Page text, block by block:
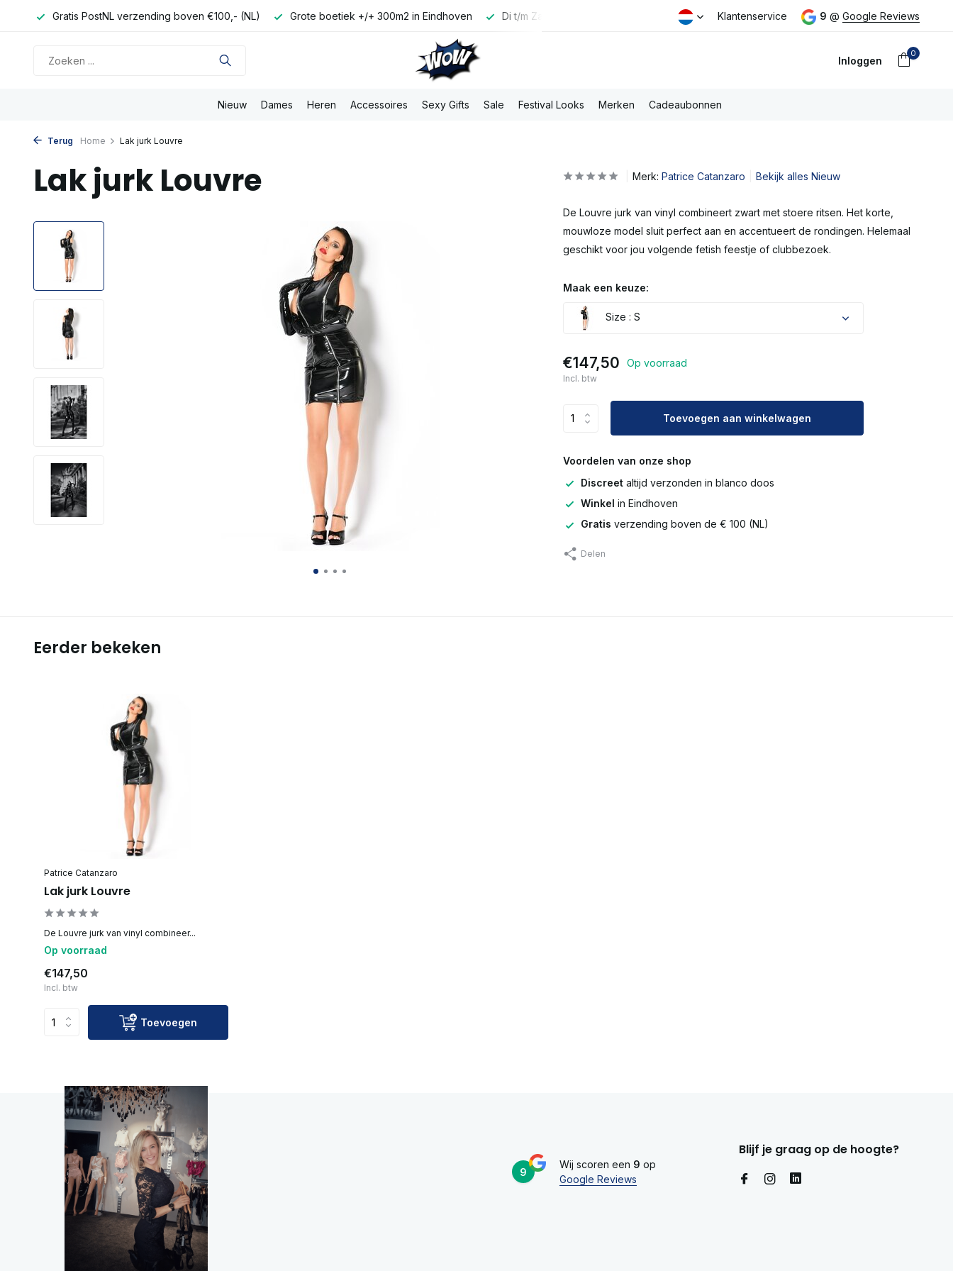
Gratis PostNL verzending boven €100,- (NL) Grote boetiek +/+ 300m2 in Eindhoven Di t/m Za voor 16:00u besteld dezelfde dag verzonden Gratis PostNL verzending boven
Klantenservice 9 @ Google Reviews
Inloggen
aanmaken
0
Nieuw Dames Heren Accessoires Sexy Gifts Sale Festival Looks Merken Cadeaubonnen
Terug Home Lak jurk Louvre
Lak jurk Louvre Merk: Patrice Catanzaro Bekijk alles Nieuw
De Louvre jurk van vinyl combineert zwart met stoere ritsen. Het korte,
mouwloze model sluit perfect aan en accentueert de rondingen. Helemaal
geschikt voor jou volgende fetish feestje of clubbezoek.
Maak een keuze:
Size : S
€147,50 Op voorraad
Incl. btw
Toevoegen aan winkelwagen
Voordelen van onze shop
Discreetaltijd verzonden in blanco doos
Winkel in Eindhoven
Gratis verzending boven de € 100 (NL)
Delen
Eerder bekeken
Patrice Catanzaro
Lak jurk Louvre
De Louvre jurk van vinyl combineer...
Op voorraad
€147,50
Incl. btw
Toevoegen
9
Wij scoren een 9 op
Google Reviews
Blijf je graag op de hoogte?